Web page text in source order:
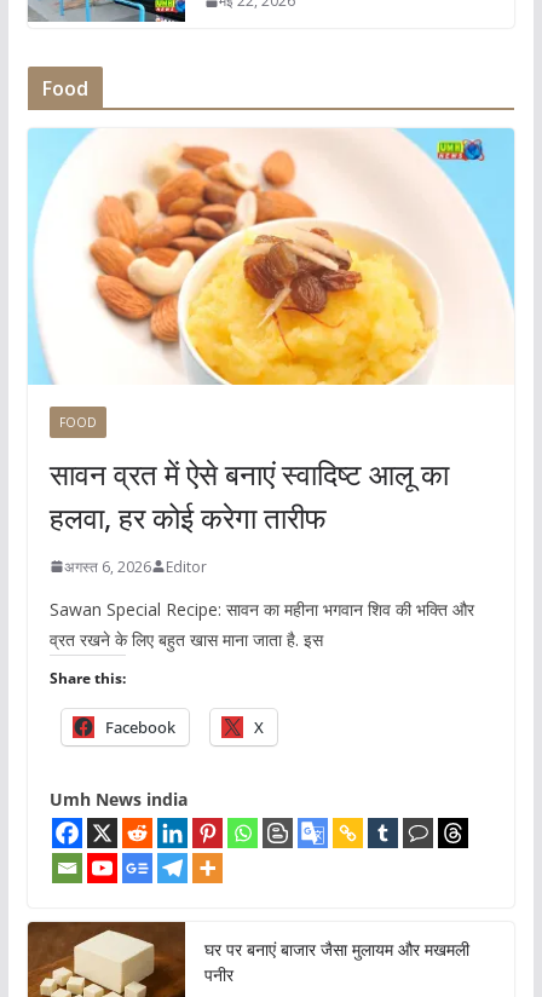
Food
FOOD
सावन व्रत में ऐसे बनाएं स्वादिष्ट आलू का
हलवा, हर कोई करेगा तारीफ
अगस्त 6, 2026 Editor
Sawan Special Recipe: सावन का महीना भगवान शिव की भक्ति और
व्रत रखने के लिए बहुत खास माना जाता है. इस
Share this:
Facebook X
Umh News india
घर पर बनाएं बाजार जैसा मुलायम और मखमली
पनीर